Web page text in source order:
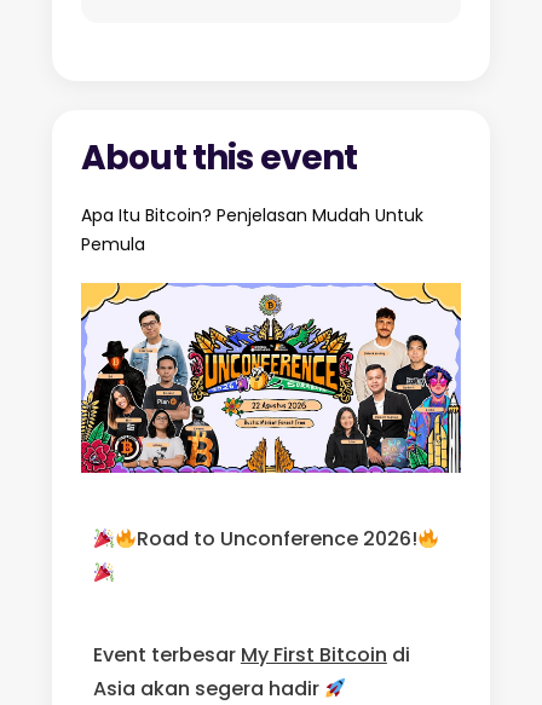
About this event
Apa Itu Bitcoin? Penjelasan Mudah Untuk
Pemula
Road to Unconference 2026!
Event terbesar My First Bitcoin di
Asia akan segera hadir